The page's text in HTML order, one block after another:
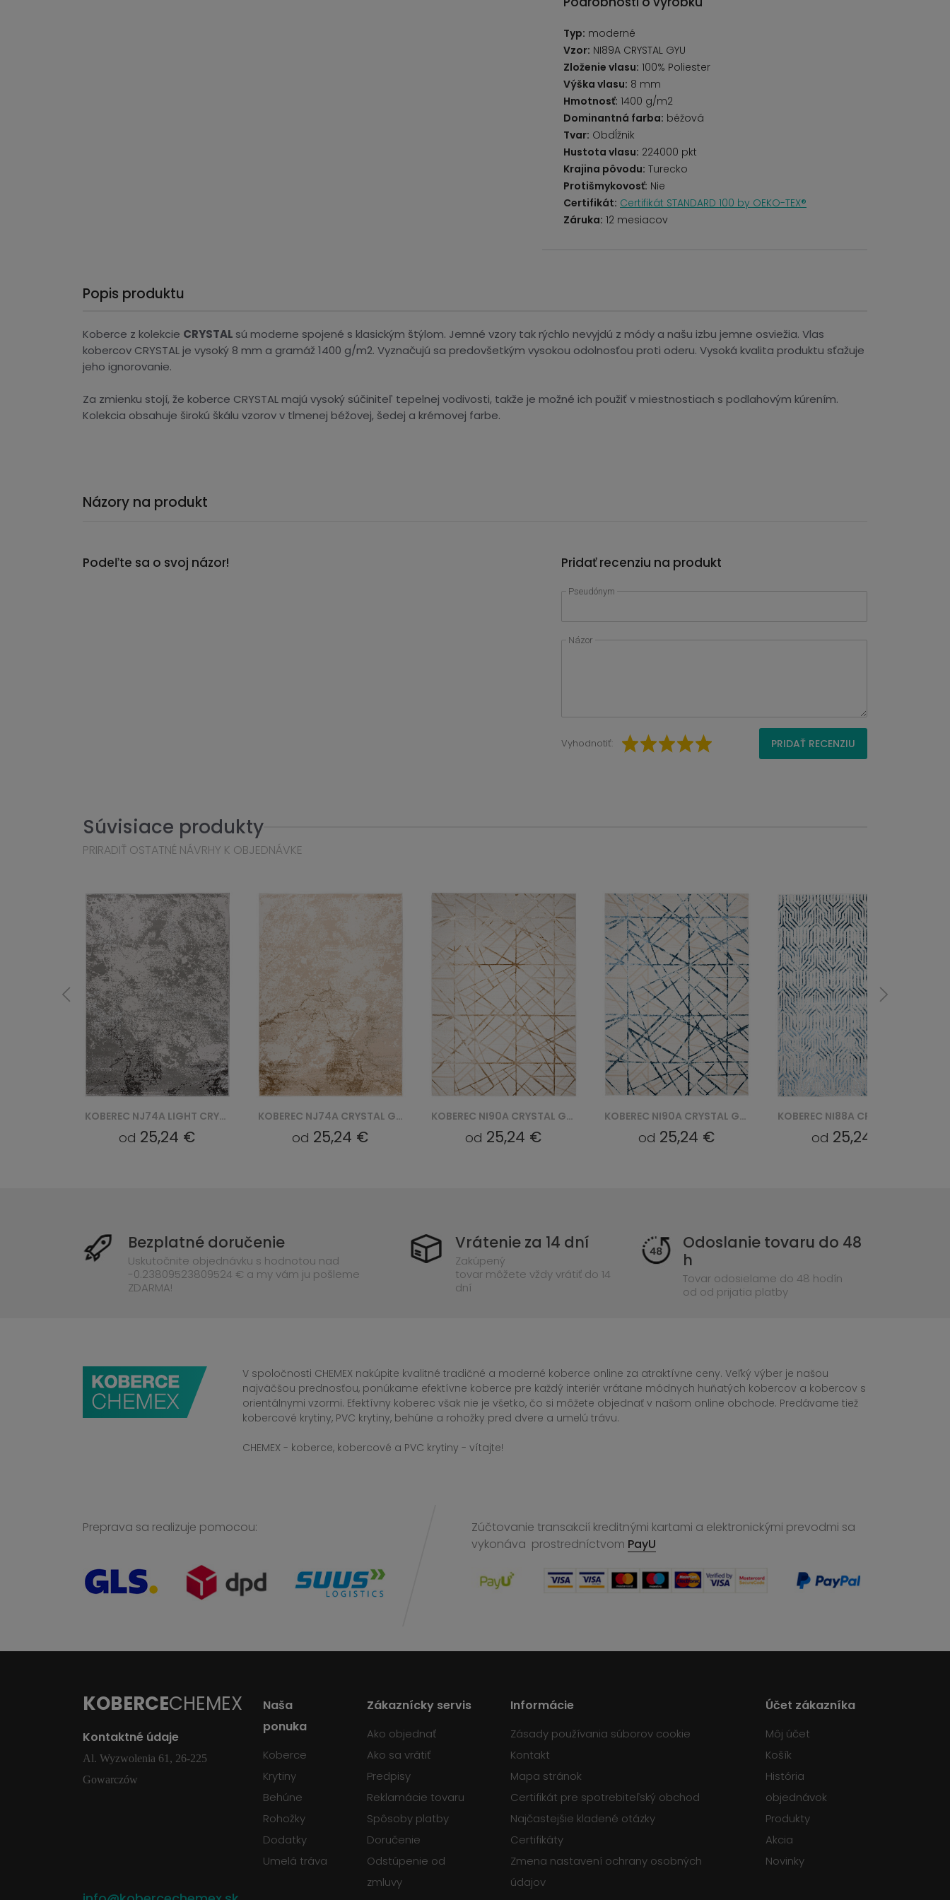
Typ: moderné
Vzor: NI89A CRYSTAL GYU
Zloženie vlasu: 100% Poliester
Výška vlasu: 8 mm
Hmotnosť: 1400 g/m2
Dominantná farba: béžová
Tvar: Obdĺžnik
Hustota vlasu: 224000 pkt
Krajina pôvodu: Turecko
Protišmykovosť: Nie
Certifikát: Certifikát STANDARD 100 by OEKO-TEX®
Záruka: 12 mesiacov
Popis produktu
Koberce z kolekcie CRYSTAL sú moderne spojené s klasickým štýlom. Jemné vzory tak rýchlo nevyjdú z módy a našu izbu jemne osviežia. Vlas
kobercov CRYSTAL je vysoký 8 mm a gramáž 1400 g/m2. Vyznačujú sa predovšetkým vysokou odolnosťou proti oderu. Vysoká kvalita produktu sťažuje
jeho ignorovanie.
Za zmienku stojí, že koberce CRYSTAL majú vysoký súčiniteľ tepelnej vodivosti, takže je možné ich použiť v miestnostiach s podlahovým kúrením.
Kolekcia obsahuje širokú škálu vzorov v tlmenej béžovej, šedej a krémovej farbe.
Názory na produkt
Podeľte sa o svoj názor! Pridať recenziu na produkt
Pseudónym
Názor
Vyhodnotiť: PRIDAŤ RECENZIU
Súvisiace produkty
PRIRADIŤ OSTATNÉ NÁVRHY K OBJEDNÁVKE
KOBEREC NJ74A CRYSTAL GYU - BRĄZOWY
od 25,24 €
KOBEREC NI90A CRYSTAL GYU - BEŻOWY
od 25,24 €
KOBEREC NI90A CRYSTAL GYU - NIEBIESKI
od 25,24 €
KOBEREC NI88A CRYSTAL GYU - NIEBIESKI
od 25,24 € od 25,24 €
Bezplatné doručenie
Uskutočnite objednávku s hodnotou nad
-0.23809523809524 € a my vám ju pošleme
ZDARMA!
Vrátenie za 14 dní
Zakúpený
tovar môžete vždy vrátiť do 14
dní
Odoslanie tovaru do 48
h
Tovar odosielame do 48 hodín
od od prijatia platby
V spoločnosti CHEMEX nakúpite kvalitné tradičné a moderné koberce online za atraktívne ceny. Veľký výber je našou
najväčšou prednosťou, ponúkame efektívne koberce pre každý interiér vrátane módnych huňatých kobercov a kobercov s
orientálnymi vzormi. Efektívny koberec však nie je všetko, čo si môžete objednať v našom online obchode. Predávame tiež
kobercové krytiny, PVC krytiny, behúne a rohožky pred dvere a umelú trávu.
CHEMEX - koberce, kobercové a PVC krytiny - vítajte!
Preprava sa realizuje pomocou:
Zúčtovanie transakcií kreditnými kartami a elektronickými prevodmi sa
vykonáva prostredníctvom PayU
KOBERCECHEMEX
Kontaktné údaje
Al. Wyzwolenia 61, 26-225
Gowarczów
Naša
ponuka
Koberce
Krytiny
Behúne
Rohožky
Dodatky
Umelá tráva
Zákaznícky servis
Ako objednať
Ako sa vrátiť
Predpisy
Reklamácie tovaru
Spôsoby platby
Doručenie
Odstúpenie od
zmluvy
Informácie
Zásady používania súborov cookie
Kontakt
Mapa stránok
Certifikát pre spotrebiteľský obchod
Najčastejšie kladené otázky
Certifikáty
Zmena nastavení ochrany osobných
údajov
Účet zákazníka
Môj účet
Košík
História
objednávok
Produkty
Akcia
Novinky